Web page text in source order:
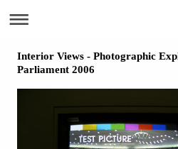
Interior Views - Photographic
Parliament 2006